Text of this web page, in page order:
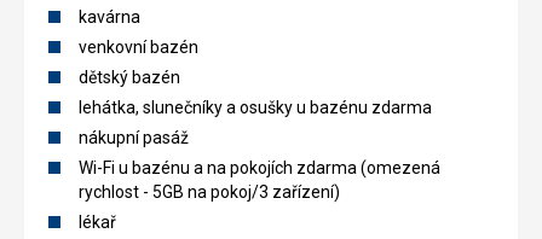
kavárna
venkovní bazén
dětský bazén
lehátka, slunečníky a osušky u bazénu zdarma
nákupní pasáž
Wi-Fi u bazénu a na pokojích zdarma (omezená
rychlost - 5GB na pokoj/3 zařízení)
lékař